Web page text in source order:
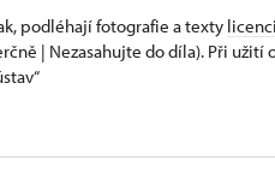
podléhají fotografie a texty
| Nezasahujte do díla). Při užití